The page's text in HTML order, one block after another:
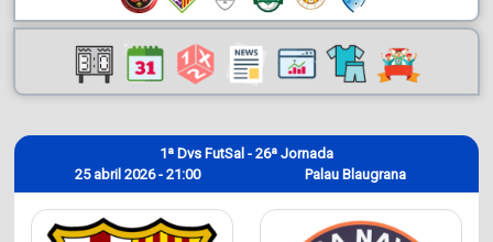
25 abril 2026 - 21:00
1ª Dvs FutSal - 26ª Jornada
Palau Blaugrana